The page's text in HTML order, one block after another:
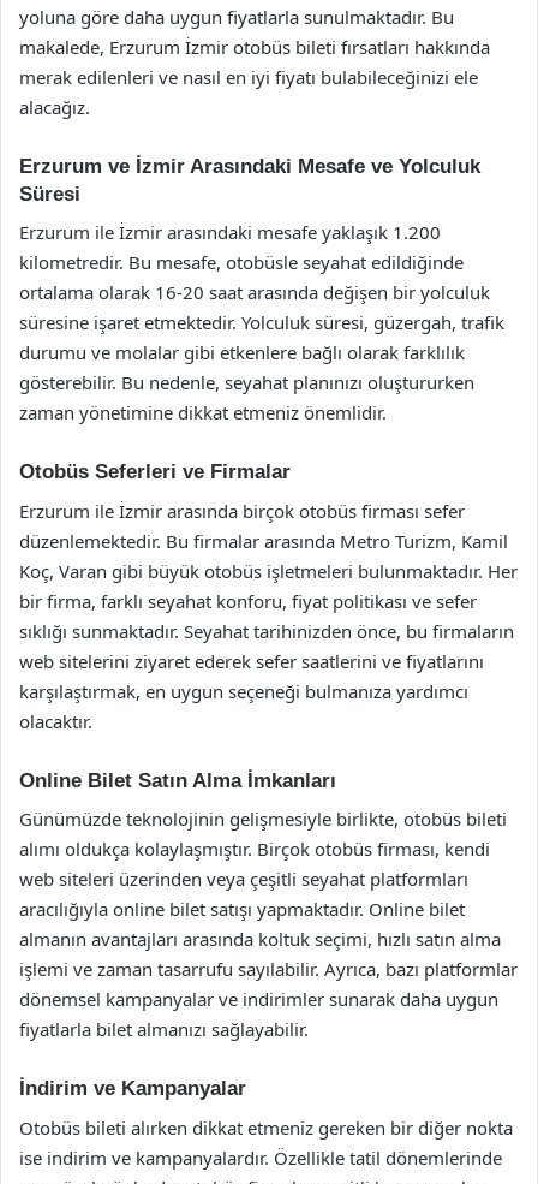
yoluna göre daha uygun fiyatlarla sunulmaktadır. Bu
makalede, Erzurum İzmir otobüs bileti fırsatları hakkında
merak edilenleri ve nasıl en iyi fiyatı bulabileceğinizi ele
alacağız.
Erzurum ve İzmir Arasındaki Mesafe ve Yolculuk
Süresi
Erzurum ile İzmir arasındaki mesafe yaklaşık 1.200
kilometredir. Bu mesafe, otobüsle seyahat edildiğinde
ortalama olarak 16-20 saat arasında değişen bir yolculuk
süresine işaret etmektedir. Yolculuk süresi, güzergah, trafik
durumu ve molalar gibi etkenlere bağlı olarak farklılık
gösterebilir. Bu nedenle, seyahat planınızı oluştururken
zaman yönetimine dikkat etmeniz önemlidir.
Otobüs Seferleri ve Firmalar
Erzurum ile İzmir arasında birçok otobüs firması sefer
düzenlemektedir. Bu firmalar arasında Metro Turizm, Kamil
Koç, Varan gibi büyük otobüs işletmeleri bulunmaktadır. Her
bir firma, farklı seyahat konforu, fiyat politikası ve sefer
sıklığı sunmaktadır. Seyahat tarihinizden önce, bu firmaların
web sitelerini ziyaret ederek sefer saatlerini ve fiyatlarını
karşılaştırmak, en uygun seçeneği bulmanıza yardımcı
olacaktır.
Online Bilet Satın Alma İmkanları
Günümüzde teknolojinin gelişmesiyle birlikte, otobüs bileti
alımı oldukça kolaylaşmıştır. Birçok otobüs firması, kendi
web siteleri üzerinden veya çeşitli seyahat platformları
aracılığıyla online bilet satışı yapmaktadır. Online bilet
almanın avantajları arasında koltuk seçimi, hızlı satın alma
işlemi ve zaman tasarrufu sayılabilir. Ayrıca, bazı platformlar
dönemsel kampanyalar ve indirimler sunarak daha uygun
fiyatlarla bilet almanızı sağlayabilir.
İndirim ve Kampanyalar
Otobüs bileti alırken dikkat etmeniz gereken bir diğer nokta
ise indirim ve kampanyalardır. Özellikle tatil dönemlerinde